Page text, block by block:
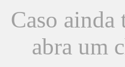
Caso ainda
abra um